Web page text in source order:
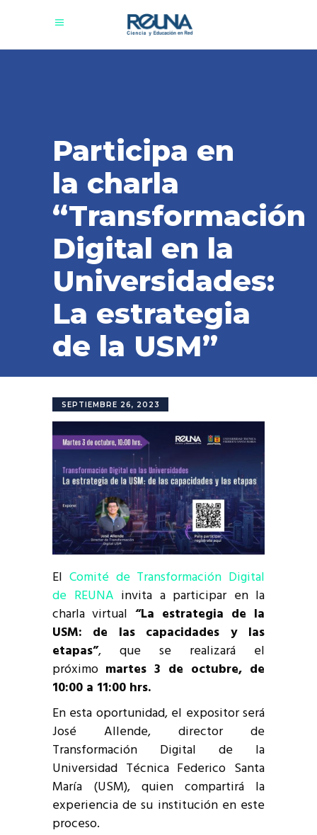
Participa en
la charla
“Transformación
Digital en la
Universidades:
La estrategia
de la USM”
SEPTIEMBRE 26, 2023
El Comité de Transformación Digital
de REUNA invita a participar en la
charla virtual “La estrategia de la
USM: de las capacidades y las
etapas”, que se realizará el
próximo martes 3 de octubre, de
10:00 a 11:00 hrs.
En esta oportunidad, el expositor será
José Allende, director de
Transformación Digital de la
Universidad Técnica Federico Santa
María (USM), quien compartirá la
experiencia de su institución en este
proceso.